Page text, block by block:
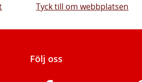
Tyck till om webbplatsen
Följ oss